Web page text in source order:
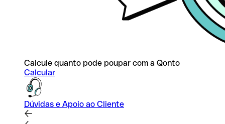
Calcule quanto pode poupar com a Qonto
Calcular
Dúvidas e Apoio ao Cliente